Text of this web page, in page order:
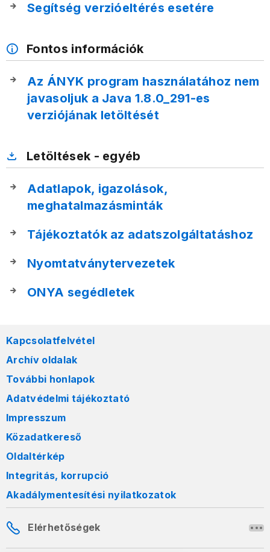
Segítség verzióeltérés esetére
Fontos információk
Az ÁNYK program használatához nem
javasoljuk a Java 1.8.0_291-es
verziójának letöltését
Letöltések - egyéb
Adatlapok, igazolások,
meghatalmazásminták
Tájékoztatók az adatszolgáltatáshoz
Nyomtatványtervezetek
ONYA segédletek
Kapcsolatfelvétel
Archív oldalak
További honlapok
Adatvédelmi tájékoztató
Impresszum
Közadatkereső
Oldaltérkép
Integritás, korrupció
Akadálymentesítési nyilatkozatok
Elérhetőségek